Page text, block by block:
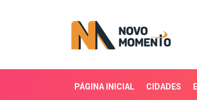
PÁGINA INICIAL CIDADES